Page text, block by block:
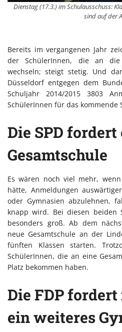
Dienstag (17.3.) im Schulausschuss:
sind auf der
Bereits im vergangenen Jahr
der SchülerInnen, die an die
wechseln; steigt stetig. Und
Düsseldorf entgegen dem
Schuljahr 2014/2015 3803
SchülerInnen für das kommende
Die SPD
Gesamtschule
Es wären noch viel mehr,
hätte, Anmeldungen
oder Gymnasien abzulehnen,
knapp wird. Bei diesen beiden
besonders groß. Ab dem
neue Gesamtschule an der
fünften Klassen starten.
SchülerInnen, die an eine
Platz bekommen haben.
Die FDP
ein weiteres